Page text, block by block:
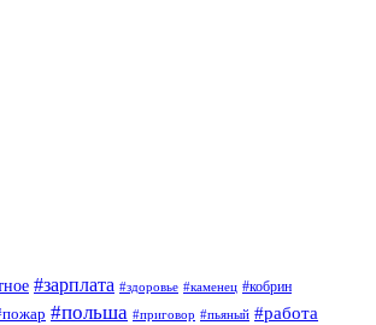
#зарплата #здоровье #каменец #кобрин
#польша #приговор #пьяный #работа